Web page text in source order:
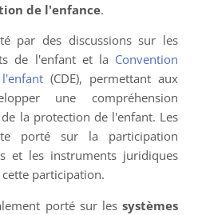
de l'enfance.
par des discussions sur les
de l'enfant et la Convention
(CDE), permettant aux
une compréhension
la protection de l'enfant. Les
porté sur la participation
et les instruments juridiques
participation.
porté sur les systèmes